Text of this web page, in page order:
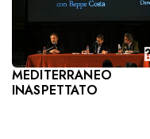
MEDITERRANEO
INASPETTATO